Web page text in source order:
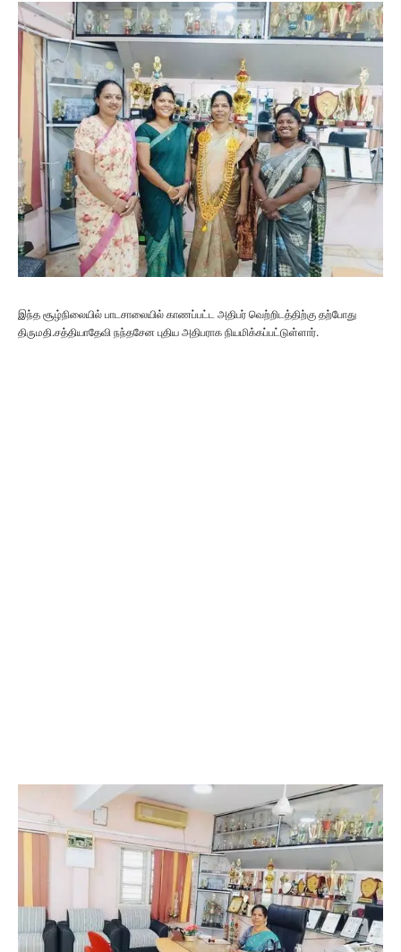
இந்த சூழ்நிலையில் பாடசாலையில் காணப்பட்ட அதிபர் வெற்றிடத்திற்கு தற்போது
திருமதி.சத்தியாதேவி நந்தசேன புதிய அதிபராக நியமிக்கப்பட்டுள்ளார்.